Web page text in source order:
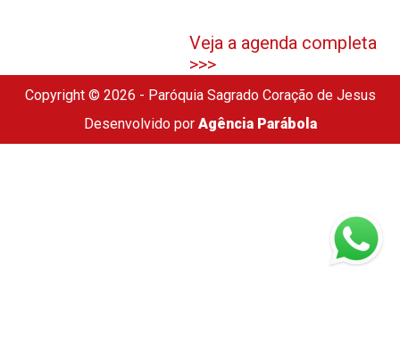
Veja a agenda completa
>>>
Copyright © 2026 - Paróquia Sagrado Coração de Jesus
Desenvolvido por Agência Parábola